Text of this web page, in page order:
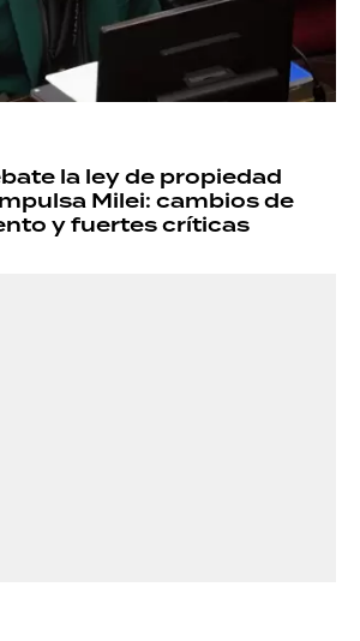
la ley de propiedad
Milei: cambios de
y fuertes críticas